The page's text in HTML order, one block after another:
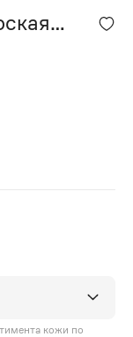
кожи по